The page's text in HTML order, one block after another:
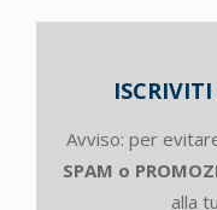
Avviso: per
SPAM o
alla